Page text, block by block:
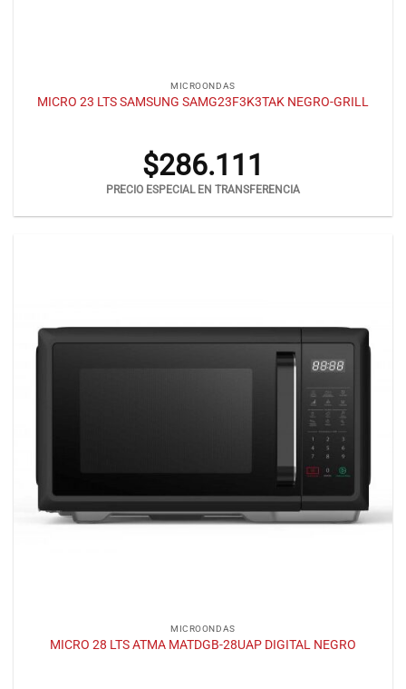
MICROONDAS
MICRO 23 LTS SAMSUNG SAMG23F3K3TAK NEGRO-GRILL
$286.111
PRECIO ESPECIAL EN TRANSFERENCIA
MICROONDAS
MICRO 28 LTS ATMA MATDGB-28UAP DIGITAL NEGRO